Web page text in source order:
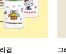
컵 그